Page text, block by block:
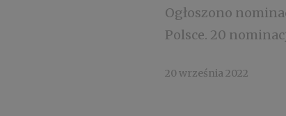
Ogłoszono
Polsce. 20
20 września 2022